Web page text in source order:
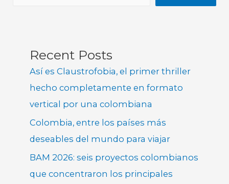
Recent Posts
Así es Claustrofobia, el primer thriller
hecho completamente en formato
vertical por una colombiana
Colombia, entre los países más
deseables del mundo para viajar
BAM 2026: seis proyectos colombianos
que concentraron los principales